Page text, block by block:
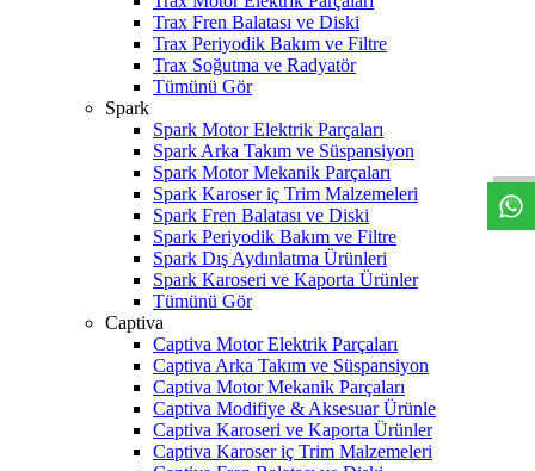
Trax Fren Balatası ve Diski
Trax Periyodik Bakım ve Filtre
Trax Soğutma ve Radyatör
Tümünü Gör
Spark
Spark Motor Elektrik Parçaları
Spark Arka Takım ve Süspansiyon
Spark Motor Mekanik Parçaları
Spark Karoser iç Trim Malzemeleri
Spark Fren Balatası ve Diski
Spark Periyodik Bakım ve Filtre
Spark Dış Aydınlatma Ürünleri
Spark Karoseri ve Kaporta Ürünler
Tümünü Gör
Captiva
Captiva Motor Elektrik Parçaları
Captiva Arka Takım ve Süspansiyon
Captiva Motor Mekanik Parçaları
Captiva Modifiye & Aksesuar Ürünle
Captiva Karoseri ve Kaporta Ürünler
Captiva Karoser iç Trim Malzemeleri